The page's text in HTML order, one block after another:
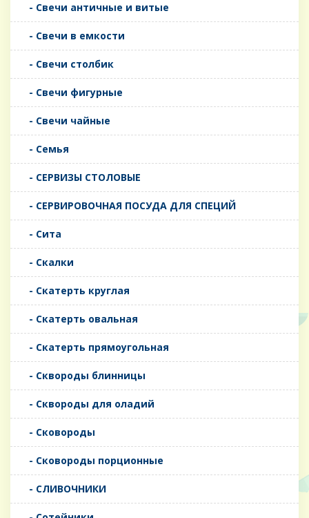
- Свечи античные и витые
- Свечи в емкости
- Свечи столбик
- Свечи фигурные
- Свечи чайные
- Семья
- СЕРВИЗЫ СТОЛОВЫЕ
- СЕРВИРОВОЧНАЯ ПОСУДА ДЛЯ СПЕЦИЙ
- Сита
- Скалки
- Скатерть круглая
- Скатерть овальная
- Скатерть прямоугольная
- Сквороды блинницы
- Сквороды для оладий
- Сковороды
- Сковороды порционные
- СЛИВОЧНИКИ